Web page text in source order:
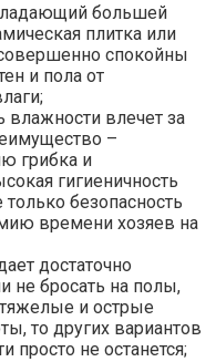
большей
плитка или
спокойны
и пола от
влажности влечет за
–
грибка и
гигиеничность
безопасность
времени хозяев на
достаточно
не бросать на полы,
и острые
то других вариантов
просто не останется;